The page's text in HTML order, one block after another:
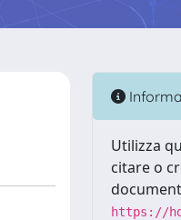
Utilizza
citare o
https://